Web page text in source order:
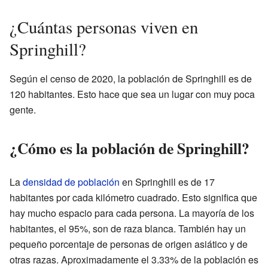
¿Cuántas personas viven en
Springhill?
Según el censo de 2020, la población de Springhill es de
120 habitantes. Esto hace que sea un lugar con muy poca
gente.
¿Cómo es la población de Springhill?
Ladensidad de población en Springhill es de 17
habitantes por cada kilómetro cuadrado. Esto significa que
hay mucho espacio para cada persona. La mayoría de los
habitantes, el 95%, son de raza blanca. También hay un
pequeño porcentaje de personas de origen asiático y de
otras razas. Aproximadamente el 3.33% de la población es